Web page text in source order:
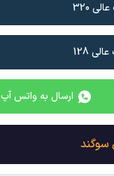
320
128
ارسال به واتس آپ
سوگند